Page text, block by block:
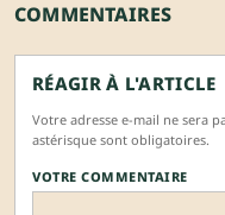
COMMENTAIRES
RÉAGIR À L'ARTICLE
Votre adresse e-mail ne sera
astérisque sont obligatoires.
VOTRE COMMENTAIRE